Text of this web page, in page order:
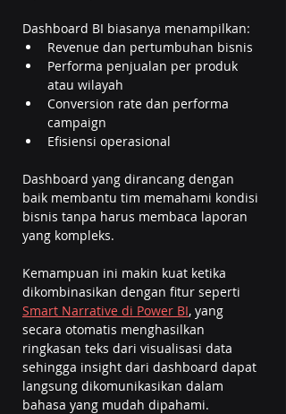
Dashboard BI biasanya menampilkan:
Revenue dan pertumbuhan bisnis
Performa penjualan per produk
atau wilayah
Conversion rate dan performa
campaign
Efisiensi operasional
Dashboard yang dirancang dengan
baik membantu tim memahami kondisi
bisnis tanpa harus membaca laporan
yang kompleks.
Kemampuan ini makin kuat ketika
dikombinasikan dengan fitur seperti
Smart Narrative di Power BI, yang
secara otomatis menghasilkan
ringkasan teks dari visualisasi data
sehingga insight dari dashboard dapat
langsung dikomunikasikan dalam
bahasa yang mudah dipahami.